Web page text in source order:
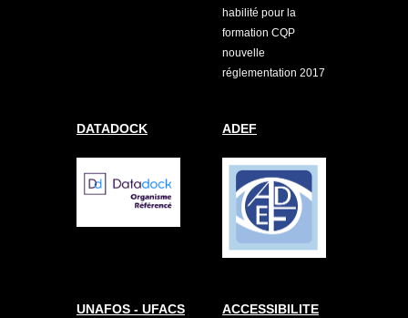
habilité pour la
formation CQP
nouvelle
réglementation 2017
DATADOCK ADEF
UNAFOS - UFACS
ACCESSIBILITE